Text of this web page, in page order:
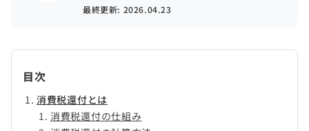
最終更新: 2026.04.23
目次
消費税還付とは
消費税還付の仕組み